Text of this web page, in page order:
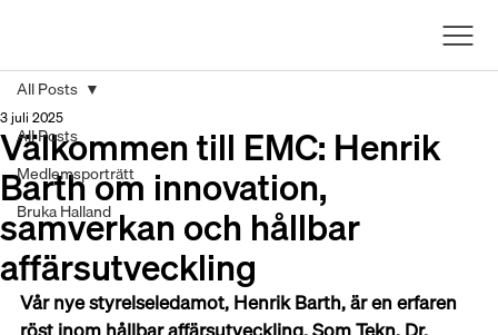
All Posts
Medlemsporträtt
Bruka Halland
All Posts
Välkommen till EMC: Henrik
Barth om innovation,
samverkan och hållbar
affärsutveckling
3 juli 2025
Vår nye styrelseledamot, Henrik Barth, är en erfaren